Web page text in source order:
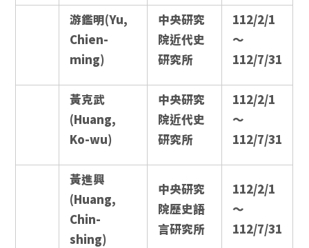
游鑑明(Yu,
Chien-
ming)
中央研究
院近代史
研究所
112/2/1
～
112/7/31
黃克武
(Huang,
Ko-wu)
中央研究
院近代史
研究所
112/2/1
～
112/7/31
黃進興
(Huang,
Chin-
shing)
中央研究
院歷史語
言研究所
112/2/1
～
112/7/31